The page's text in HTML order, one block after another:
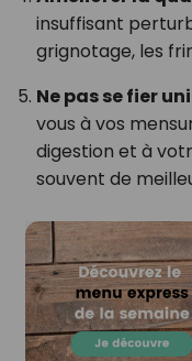
insuffisant
grignotage, les
Ne pas se fier
vous à vos
digestion et à
souvent de